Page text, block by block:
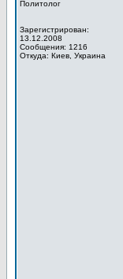
Политолог
Зарегистрирован:
13.12.2008
Сообщения: 1216
Откуда: Киев, Украина